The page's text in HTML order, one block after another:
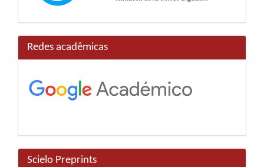
Redes acadêmicas
Scielo Preprints